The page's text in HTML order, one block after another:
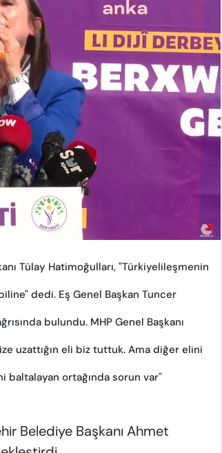
Tülay Hatimoğulları, "Türkiyelileşmenin
dedi. Eş Genel Başkan Tuncer
bulundu. MHP Genel Başkanı
uzattığın eli biz tuttuk. Ama diğer elini
baltalayan ortağında sorun var"
Belediye Başkanı Ahmet